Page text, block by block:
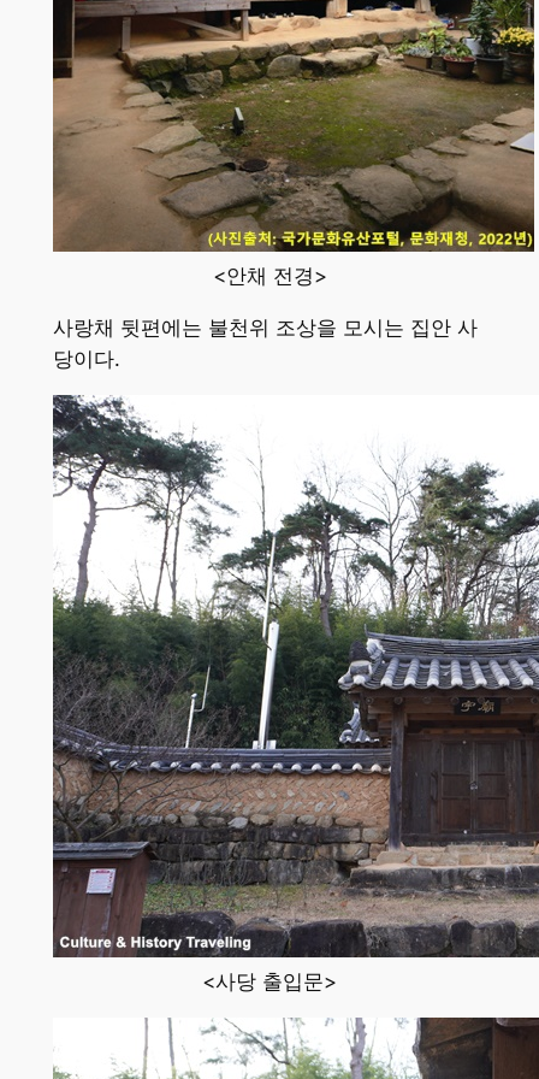
<안채 전경>
사랑채 뒷편에는 불천위 조상을 모시는 집안 사
당이다.
<사당 출입문>